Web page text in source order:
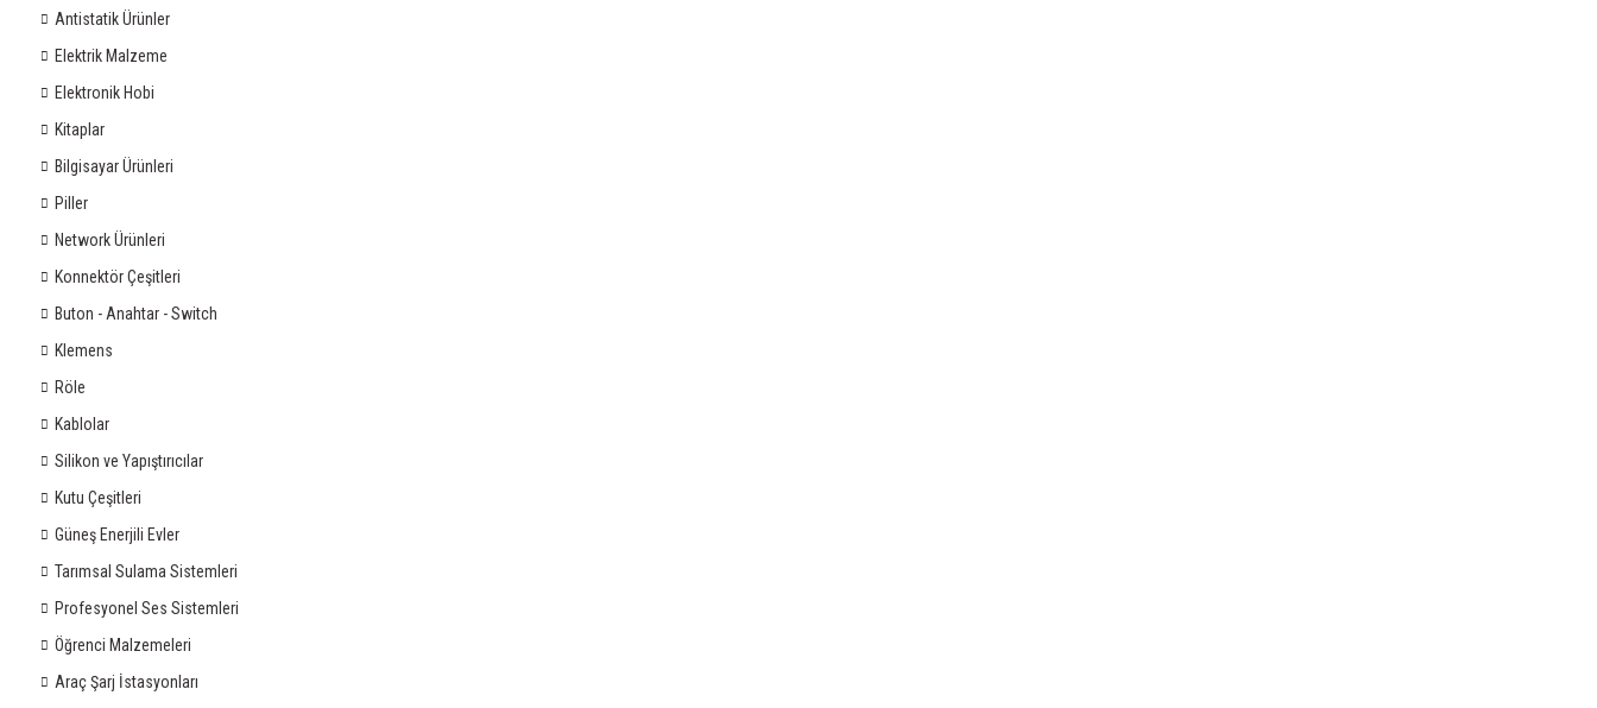
Antistatik Ürünler
Elektrik Malzeme
Elektronik Hobi
Kitaplar
Bilgisayar Ürünleri
Piller
Network Ürünleri
Konnektör Çeşitleri
Buton - Anahtar - Switch
Klemens
Röle
Kablolar
Silikon ve Yapıştırıcılar
Kutu Çeşitleri
Güneş Enerjili Evler
Tarımsal Sulama Sistemleri
Profesyonel Ses Sistemleri
Öğrenci Malzemeleri
Araç Şarj İstasyonları